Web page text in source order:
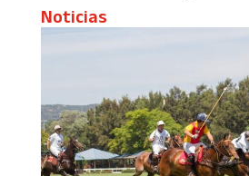
Noticias